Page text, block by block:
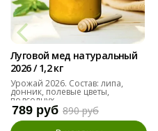
Луговой мед натуральный
2026 / 1,2 кг
Урожай 2026. Состав: липа,
донник, полевые цветы,
подсолнух
789 руб 890 руб